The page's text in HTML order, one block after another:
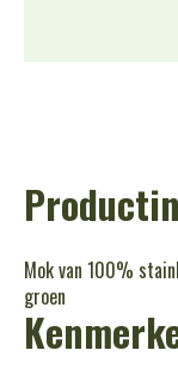
Mok van 100%
groen